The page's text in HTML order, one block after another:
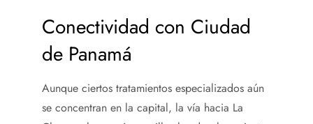
Conectividad con Ciudad
de Panamá
Aunque ciertos tratamientos especializados aún
se concentran en la capital, la vía hacia La